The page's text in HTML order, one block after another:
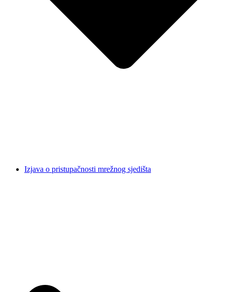
Izjava o pristupačnosti mrežnog sjedišta